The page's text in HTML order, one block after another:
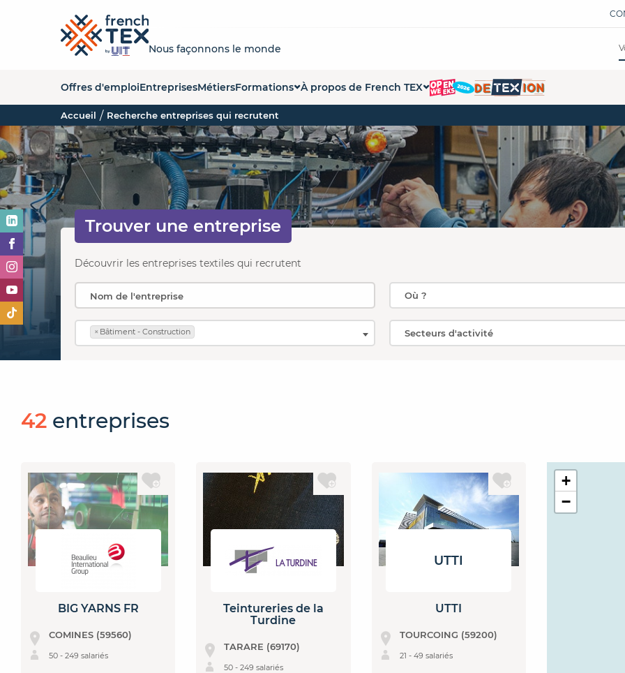
Nous façonnons le monde
Offres d'emploiEntreprisesMétiersFormations
Liste des formations
Carte des formations
Organismes des formations
À propos de French TEX
La démarche French Tex
Nos partenaires
Espace Presse
Accueil Recherche entreprises qui recrutent
Trouver une entreprise
Découvrir les entreprises textiles qui recrutent
× Bâtiment - Construction
42 entreprises
BIG YARNS FR
COMINES (59560)
50 - 249 salariés
Teintureries de la
Turdine
TARARE (69170)
50 - 249 salariés
UTTI
UTTI
TOURCOING (59200)
21 - 49 salariés
+
−